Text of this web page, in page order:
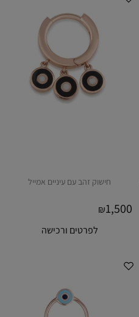
חישוק זהב עם עיניים אמייל
₪1,500
לפרטים ורכישה